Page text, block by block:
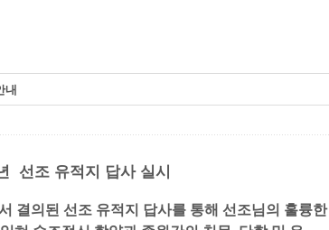
내
선조 유적지 답사 실시
결의된 선조 유적지 답사를 통해 선조님의 훌륭한